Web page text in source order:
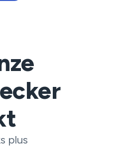
plus